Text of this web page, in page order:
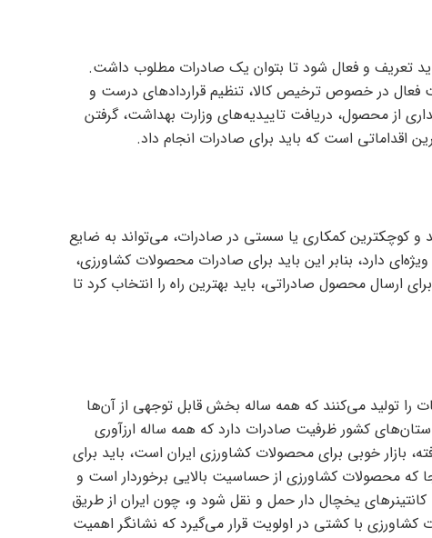
تعریف و فعال شود تا بتوان یک صادرات مطلوب داشت.
فعال در خصوص ترخیص کالا، تنظیم قرارداد‌های درست و
از محصول، دریافت تاییدیه‌های وزارت بهداشت، گرفتن
اقداماتی است که باید برای صادرات انجام داد.
و کوچکترین کمکاری یا سستی در صادرات، می‌تواند به ضایع
دارد، بنابر این باید برای صادرات محصولات کشاورزی،
ارسال محصول صادراتی، باید بهترین راه را انتخاب کرد تا
را تولید می‌کنند که همه ساله بخش قابل توجهی از آن‌ها
کشور ظرفیت صادرات دارد که همه ساله ارزآوری
بازار خوبی برای محصولات کشاورزی ایران است، باید برای
که محصولات کشاورزی از حساسیت بالایی برخوردار است و
یخچال دار حمل و نقل شود و، چون ایران از طریق
کشاورزی با کشتی در اولویت قرار می‌گیرد که نشانگر اهمیت